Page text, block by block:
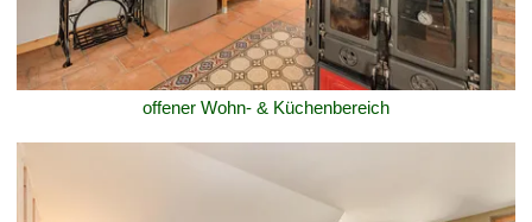
offener Wohn- & Küchenbereich